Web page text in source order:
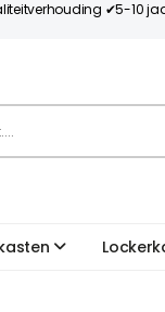
✔5-10